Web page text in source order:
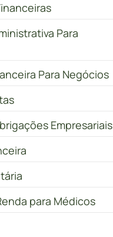
Para
Para Negócios
Empresariais
para Médicos